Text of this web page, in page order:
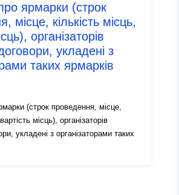
ярмарки (строк
місце, кількість місць,
організаторів
укладені з
таких ярмарків
(строк проведення, місце,
місць), організаторів
укладені з організаторами таких